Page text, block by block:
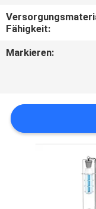
FORDERN
SIE
Fähigkeit:
Markieren: